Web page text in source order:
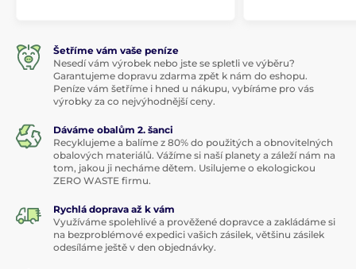
Šetříme vám vaše peníze
Nesedí vám výrobek nebo jste se spletli ve výběru?
Garantujeme dopravu zdarma zpět k nám do eshopu.
Peníze vám šetříme i hned u nákupu, vybíráme pro vás
výrobky za co nejvýhodnější ceny.
Dáváme obalům 2. šanci
Recyklujeme a balíme z 80% do použitých a obnovitelných
obalových materiálů. Vážíme si naší planety a záleží nám na
tom, jakou ji necháme dětem. Usilujeme o ekologickou
ZERO WASTE firmu.
Rychlá doprava až k vám
Využíváme spolehlivé a prověžené dopravce a zakládáme si
na bezproblémové expedici vašich zásilek, většinu zásilek
odesíláme ještě v den objednávky.